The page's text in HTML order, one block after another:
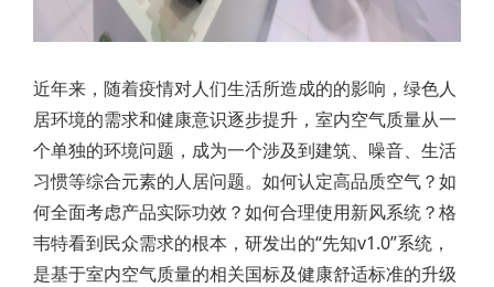
近年来，随着疫情对人们生活所造成的的影响，绿色人
居环境的需求和健康意识逐步提升，室内空气质量从一
个单独的环境问题，成为一个涉及到建筑、噪音、生活
习惯等综合元素的人居问题。如何认定高品质空气？如
何全面考虑产品实际功效？如何合理使用新风系统？格
韦特看到民众需求的根本，研发出的“先知v1.0”系统，
是基于室内空气质量的相关国标及健康舒适标准的升级